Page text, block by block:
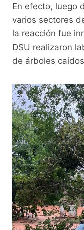
En efecto, luego
varios sectores
la reacción fue
DSU realizaron
de árboles